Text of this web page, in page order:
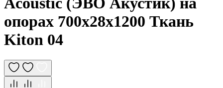
опорах 700х28х1200 Ткань
Kiton 04